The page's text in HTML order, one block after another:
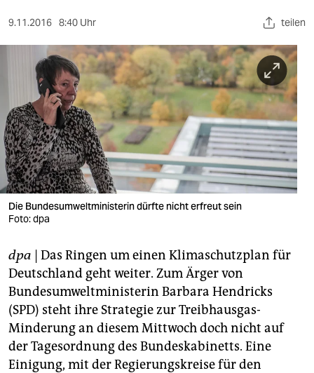
sport
berlin
nord
wahrheit
verlag
verlag
veranstaltungen
shop
fragen & hilfe
unterstützen
abo
9.11.2016 8:40 Uhr teilen
Die Bundesumweltministerin dürfte nicht erfreut sein
Foto: dpa
dpa | Das Ringen um einen Klimaschutzplan für
Deutschland geht weiter. Zum Ärger von
Bundesumweltministerin Barbara Hendricks
(SPD) steht ihre Strategie zur Treibhausgas-
Minderung an diesem Mittwoch doch nicht auf
der Tagesordnung des Bundeskabinetts. Eine
Einigung, mit der Regierungskreise für den